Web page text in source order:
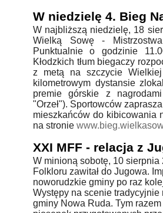
W niedzielę 4. Bieg
W najbliższą niedzielę, 18
Wielką Sowę -
Punktualnie o godzinie
Kłodzkich tłum biegaczy
z metą na szczycie
kilometrowym dystansie
premie górskie z
"Orzeł"). Sportowców
mieszkańców do kibicowania
na stronie
XXI MFF - relacja z
W minioną sobotę, 10
Folkloru zawitał do Jugowa.
noworudzkie gminy po raz
Występy na scenie tradycyjnie
gminy Nowa Ruda. Tym